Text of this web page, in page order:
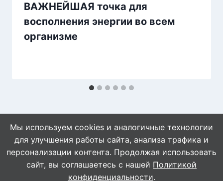
ВАЖНЕЙШАЯ точка для
восполнения энергии во всем
организме
© 2026 WebVinegret
Мы используем cookies и аналогичные технологии
для улучшения работы сайта, анализа трафика и
персонализации контента. Продолжая использовать
сайт, вы соглашаетесь с нашей Политикой
конфиденциальности.